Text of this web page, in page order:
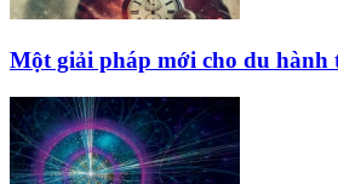
Một giải pháp mới cho du hành